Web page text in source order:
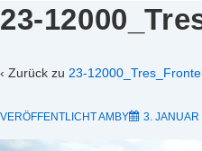
23-
‹ Zurück zu 23-
VERÖFFENTLICHT AMBY 3.